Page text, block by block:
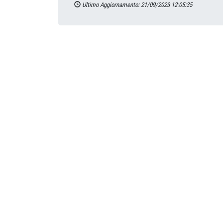
Ultimo Aggiornamento: 21/09/2023 12:05:35